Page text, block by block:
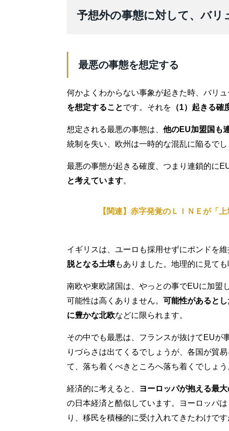
予想外の事態に対して、バ
最悪の事態を想定する
何かよくわからない事象が起きた時、バリュ
を想定することです。それを （1）起きる確
想定される最悪の事態は、 他のEU加盟国も
統制を失い、欧州は一時的な混乱に陥るでし
最悪の事態が起きる確度、つまり連鎖的に
と考えています。
【関連】赤字発覚のＬＩＮＥが「
イギリスは、ユーロも採用せずにポンドを
脱となる土壌もありました。地理的に見て
南欧や東欧諸国は、やっとの事でEUに加盟
可能性は高くありません。 可能性があると
に豊かな北欧などに限られます。
その中でも最悪は、フランスが抜けてEUが
りづらさは出てくるでしょうが、各国が貿
て、落ち着くべきところへ落ち着くでしょう
経済的に考えると、 ヨーロッパが抱える最
の日本経済と酷似しています。ヨーロッパ
り、移民を積極的に受け入れてきたわけで